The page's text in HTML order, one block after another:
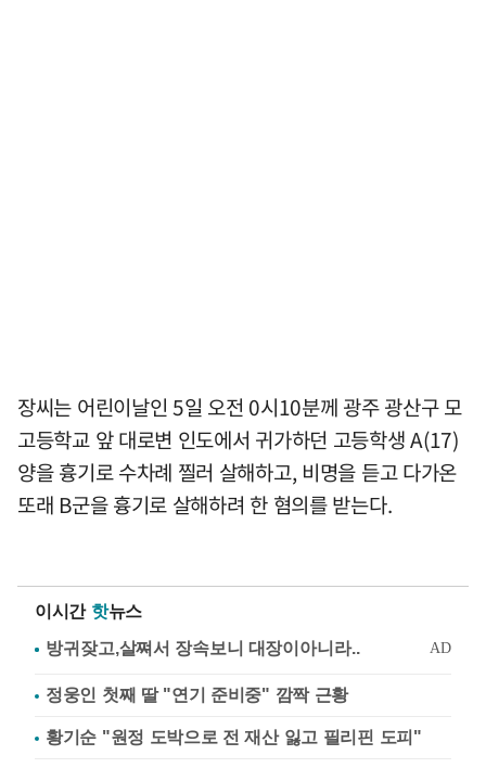
장씨는 어린이날인 5일 오전 0시10분께 광주 광산구 모
고등학교 앞 대로변 인도에서 귀가하던 고등학생 A(17)
양을 흉기로 수차례 찔러 살해하고, 비명을 듣고 다가온
또래 B군을 흉기로 살해하려 한 혐의를 받는다.
이시간 핫뉴스
정웅인 첫째 딸 "연기 준비중" 깜짝 근황
황기순 "원정 도박으로 전 재산 잃고 필리핀 도피"